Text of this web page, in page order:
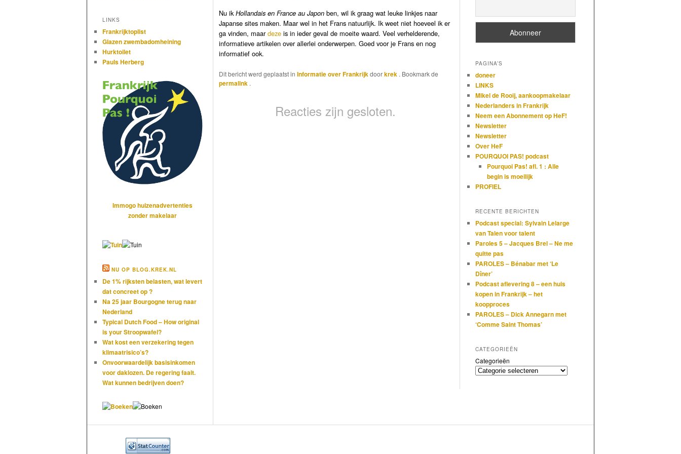
Nu ikHollandais en France au Japon ben, wil ik graag wat leuke linkjes naar
Japanse sites maken. Maar wel in het Frans natuurlijk. Ik weet niet hoeveel ik er
ga vinden, maar deze is in ieder geval de moeite waard. Veel verhelderende,
informatieve artikelen over allerlei onderwerpen. Goed voor je Frans en nog
informatief ook.
Dit bericht werd geplaatst inInformatie over Frankrijkdoorkrek . Bookmark de
permalink .
Reacties zijn gesloten.
LINKS
Frankrijktoplist
Glazen zwembadomheining
Hurktoilet
Pauls Herberg
Immogo huizenadvertenties
zonder makelaar
NU OP BLOG.KREK.NL
De 1% rijksten belasten, wat levert
dat concreet op ?
Na 25 jaar Bourgogne terug naar
Nederland
Typical Dutch Food – How original
is your Stroopwafel?
Wat kost een verzekering tegen
klimaatrisico’s?
Onvoorwaardelijk basisinkomen
voor daklozen. De regering faalt.
Wat kunnen bedrijven doen?
PAGINA’S
doneer
LINKS
Mikel de Rooij, aankoopmakelaar
Nederlanders in Frankrijk
Neem een Abonnement op HeF!
Newsletter
Newsletter
Over HeF
POURQUOI PAS! podcast
Pourquoi Pas! afl. 1 : Alle
begin is moeilijk
PROFIEL
RECENTE BERICHTEN
Podcast special: Sylvain Lelarge
van Talen voor talent
Paroles 5 – Jacques Brel – Ne me
quitte pas
PAROLES – Bénabar met ‘Le
Dîner’
Podcast aflevering 8 – een huis
kopen in Frankrijk – het
koopproces
PAROLES – Dick Annegarn met
‘Comme Saint Thomas’
CATEGORIEËN
Categorieën